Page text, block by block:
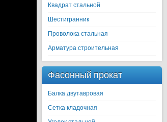
Квадрат стальной
Шестигранник
Проволока стальная
Арматура строительная
Фасонный прокат
Балка двутавровая
Сетка кладочная